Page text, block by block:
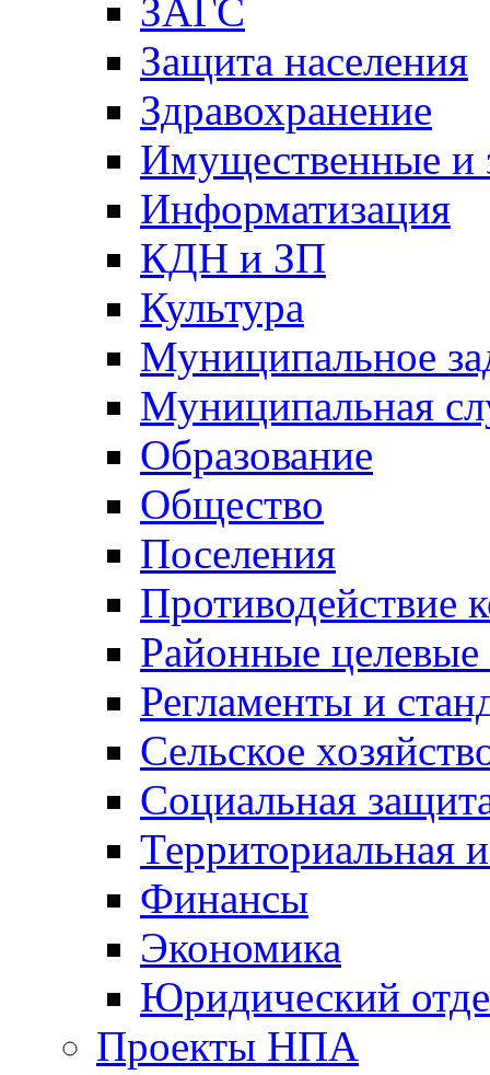
ЗАГС
Защита населения
Здравохранение
Имущественные и
Информатизация
КДН и ЗП
Культура
Муниципальное
Муниципальная
Образование
Общество
Поселения
Противодействие
Районные
Регламенты и
Сельское
Социальная
Территориальная
Финансы
Экономика
Юридический
Проекты НПА